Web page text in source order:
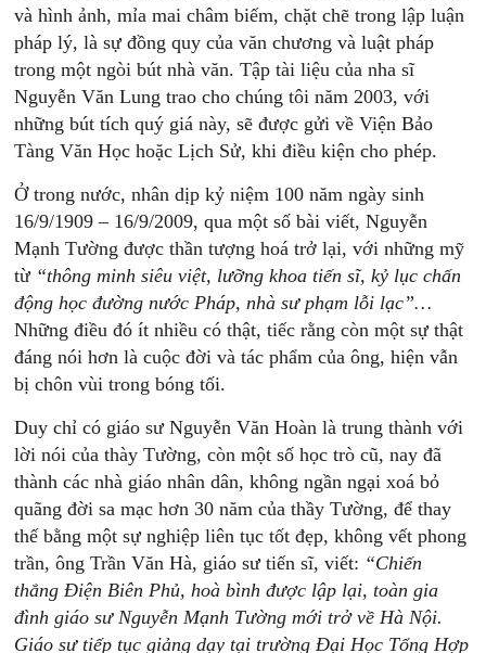
và hình ảnh, mỉa mai châm biếm, chặt chẽ trong lập luận
pháp lý, là sự đồng quy của văn chương và luật pháp
trong một ngòi bút nhà văn. Tập tài liệu của nha sĩ
Nguyễn Văn Lung trao cho chúng tôi năm 2003, với
những bút tích quý giá này, sẽ được gửi về Viện Bảo
Tàng Văn Học hoặc Lịch Sử, khi điều kiện cho phép.
Ở trong nước, nhân dịp kỷ niệm 100 năm ngày sinh
16/9/1909 – 16/9/2009, qua một số bài viết, Nguyễn
Mạnh Tường được thần tượng hoá trở lại, với những mỹ
từ “thông minh siêu việt, lưỡng khoa tiến sĩ, kỷ lục chấn
động học đường nước Pháp, nhà sư phạm lỗi lạc”…
Những điều đó ít nhiều có thật, tiếc rằng còn một sự thật
đáng nói hơn là cuộc đời và tác phẩm của ông, hiện vẫn
bị chôn vùi trong bóng tối.
Duy chỉ có giáo sư Nguyễn Văn Hoàn là trung thành với
lời nói của thày Tường, còn một số học trò cũ, nay đã
thành các nhà giáo nhân dân, không ngần ngại xoá bỏ
quãng đời sa mạc hơn 30 năm của thầy Tường, để thay
thế bằng một sự nghiệp liên tục tốt đẹp, không vết phong
trần, ông Trần Văn Hà, giáo sư tiến sĩ, viết: “Chiến
thắng Điện Biên Phủ, hoà bình được lập lại, toàn gia
đình giáo sư Nguyễn Mạnh Tường mới trở về Hà Nội.
Giáo sư tiếp tục giảng dạy tại trường Đại Học Tổng Hợp